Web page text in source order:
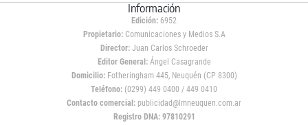
Información
Edición: 6952
Propietario:Comunicaciones y Medios S.A
Director: Juan Carlos Schroeder
Editor General:Ángel Casagrande
Domicilio:Fotheringham 445, Neuquén (CP 8300)
Teléfono: (0299) 449 0400 / 449 0410
Contacto comercial: publicidad@lmneuquen.com.ar
Registro DNA: 97810291